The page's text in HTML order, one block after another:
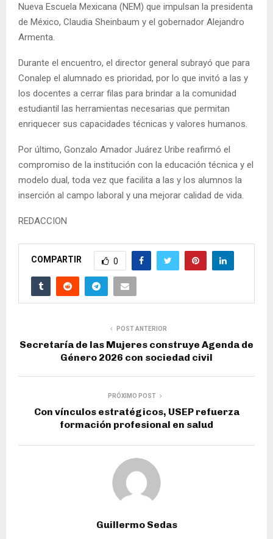
Nueva Escuela Mexicana (NEM) que impulsan la presidenta
de México, Claudia Sheinbaum y el gobernador Alejandro
Armenta.
Durante el encuentro, el director general subrayó que para
Conalep el alumnado es prioridad, por lo que invitó a las y
los docentes a cerrar filas para brindar a la comunidad
estudiantil las herramientas necesarias que permitan
enriquecer sus capacidades técnicas y valores humanos.
Por último, Gonzalo Amador Juárez Uribe reafirmó el
compromiso de la institución con la educación técnica y el
modelo dual, toda vez que facilita a las y los alumnos la
inserción al campo laboral y una mejorar calidad de vida.
REDACCION
COMPARTIR 0
POST ANTERIOR
Secretaría de las Mujeres construye Agenda de
Género 2026 con sociedad civil
PRÓXIMO POST
Con vínculos estratégicos, USEP refuerza
formación profesional en salud
Guillermo Sedas